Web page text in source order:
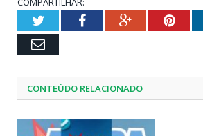
TwitterFacebookGoogle+
Email
CONTEÚDO RELACIONADO